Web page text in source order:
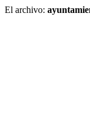
El archivo: